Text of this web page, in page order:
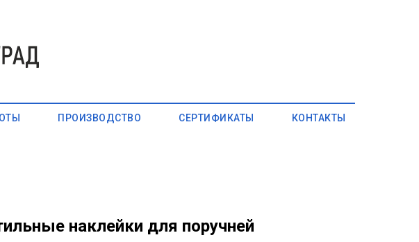
ПРОИЗВОДСТВО СЕРТИФИКАТЫ КОНТАКТЫ
наклейки для поручней